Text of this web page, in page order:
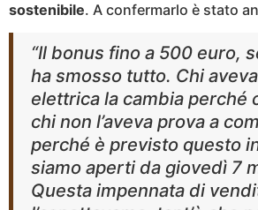
sostenibile. A confermarlo è stato
“Il bonus fino a 500 euro,
ha smosso tutto. Chi
elettrica la cambia perché
chi non l’aveva prova a
perché è previsto questo
siamo aperti da giovedì 7
Questa impennata di